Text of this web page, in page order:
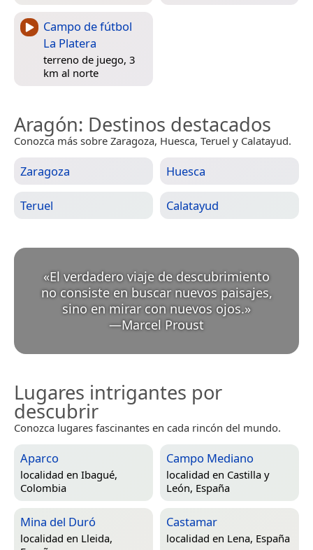
Campo de fútbol
La Platera
terreno de juego, 3
km al norte
Aragón: Destinos destacados
Conozca más sobre Zaragoza, Huesca, Teruel y Calatayud.
Zaragoza Huesca
Teruel Calatayud
«El verdadero viaje de descubrimiento
no consiste en buscar nuevos paisajes,
sino en mirar con nuevos ojos.
—Marcel Proust
Lugares intrigantes por
descubrir
Conozca lugares fascinantes en cada rincón del mundo.
Aparco
localidad en Ibagué,
Colombia
Campo Mediano
localidad en Castilla y
León, España
Mina del Duró
localidad en Lleida,
Castamar
localidad en Lena, España